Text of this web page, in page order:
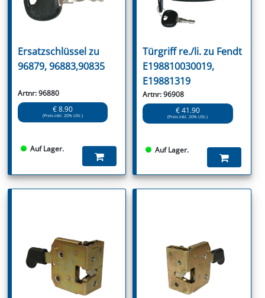
Ersatzschlüssel zu
96879, 96883,90835
Artnr: 96880
€ 8.90
(Preis inkl. 20% USt.)
Auf Lager.
Türgriff re./li. zu Fendt
E198810030019,
E19881319
Artnr: 96908
€ 41.90
(Preis inkl. 20% USt.)
Auf Lager.